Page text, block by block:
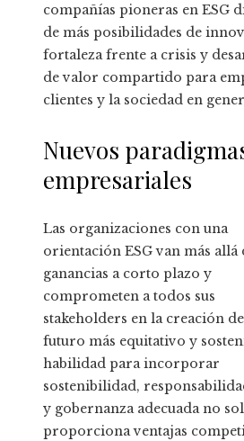
compañías pioneras en ESG
de más posibilidades de
fortaleza frente a crisis y
de valor compartido para
clientes y la sociedad en
Nuevos
empresariales
Las organizaciones con una
orientación ESG van más allá
ganancias a corto plazo y
comprometen a todos sus
stakeholders en la creación
futuro más equitativo y
habilidad para incorporar
sostenibilidad,
y gobernanza adecuada no
proporciona ventajas